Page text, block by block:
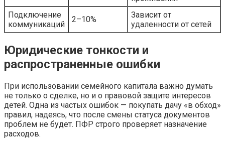
Подключение
коммуникаций
2–10%
Зависит от
удаленности от сетей
Юридические тонкости и
распространенные ошибки
При использовании семейного капитала важно думать
не только о сделке, но и о правовой защите интересов
детей. Одна из частых ошибок — покупать дачу «в обход»
правил, надеясь, что после смены статуса документов
проблем не будет. ПФР строго проверяет назначение
расходов.